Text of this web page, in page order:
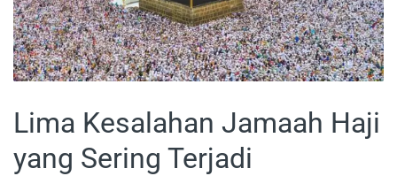
Lima Kesalahan Jamaah Haji
yang Sering Terjadi